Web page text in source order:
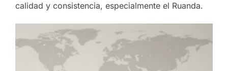
calidad y consistencia, especialmente el Ruanda.